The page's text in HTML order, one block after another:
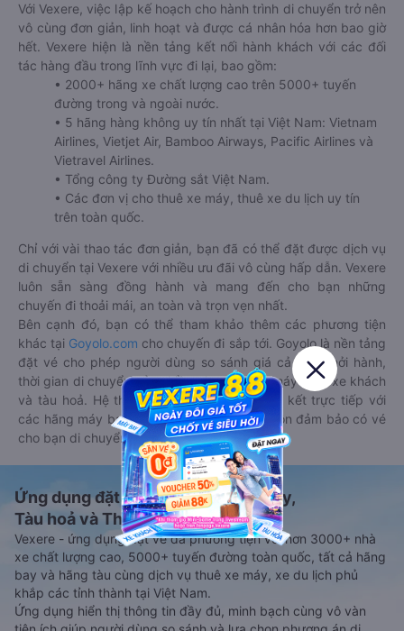
Với Vexere, việc lập kế hoạch cho hành trình di chuyển trở nên
vô cùng đơn giản, linh hoạt và được cá nhân hóa hơn bao giờ
hết. Vexere hiện là nền tảng kết nối hành khách với các đối
tác hàng đầu trong lĩnh vực đi lại, bao gồm:
• 2000+ hãng xe chất lượng cao trên 5000+ tuyến
đường trong và ngoài nước.
• 5 hãng hàng không uy tín nhất tại Việt Nam: Vietnam
Airlines, Vietjet Air, Bamboo Airways, Pacific Airlines và
Vietravel Airlines.
• Tổng công ty Đường sắt Việt Nam.
• Các đơn vị cho thuê xe máy, thuê xe du lịch uy tín
trên toàn quốc.
Chỉ với vài thao tác đơn giản, bạn đã có thể đặt được dịch vụ
di chuyển tại Vexere với nhiều ưu đãi vô cùng hấp dẫn. Vexere
luôn sẵn sàng đồng hành và mang đến cho bạn những
chuyến đi thoải mái, an toàn và trọn vẹn nhất.
Bên cạnh đó, bạn có thể tham khảo thêm các phương tiện
khác tại Goyolo.com cho chuyến đi sắp tới. Goyolo là nền tảng
đặt vé cho phép người dùng so sánh giá cả, giờ khởi hành,
thời gian di chuyển của nhiều phương tiện máy bay, xe khách
và tàu hoả. Hệ thống của Goyolo được liên kết trực tiếp với
các hãng máy bay, xe khách và tàu hoả, luôn đảm bảo có vé
cho bạn di chuyển.
Ứng dụng đặt vé Xe khách, Máy bay,
Tàu hoả và Thuê xe
Vexere - ứng dụng đặt vé đa phương tiện với hơn 3000+ nhà
xe chất lượng cao, 5000+ tuyến đường toàn quốc, tất cả hãng
bay và hãng tàu cùng dịch vụ thuê xe máy, xe du lịch phủ
khắp các tỉnh thành tại Việt Nam.
Ứng dụng hiển thị thông tin đầy đủ, minh bạch cùng vô vàn